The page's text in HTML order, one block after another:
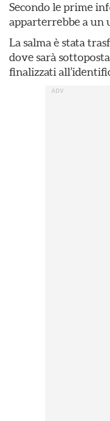
Secondo le prime
apparterrebbe a un
La salma è stata
dove sarà
finalizzati